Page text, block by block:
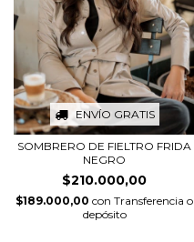
ENVÍO GRATIS
SOMBRERO DE FIELTRO FRIDA
NEGRO
$210.000,00
$189.000,00 con Transferencia o
depósito